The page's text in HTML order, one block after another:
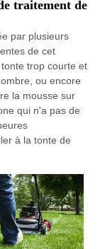
traitement de
par plusieurs
de cet
trop courte et
ou encore
la mousse sur
qui n'a pas de
à la tonte de